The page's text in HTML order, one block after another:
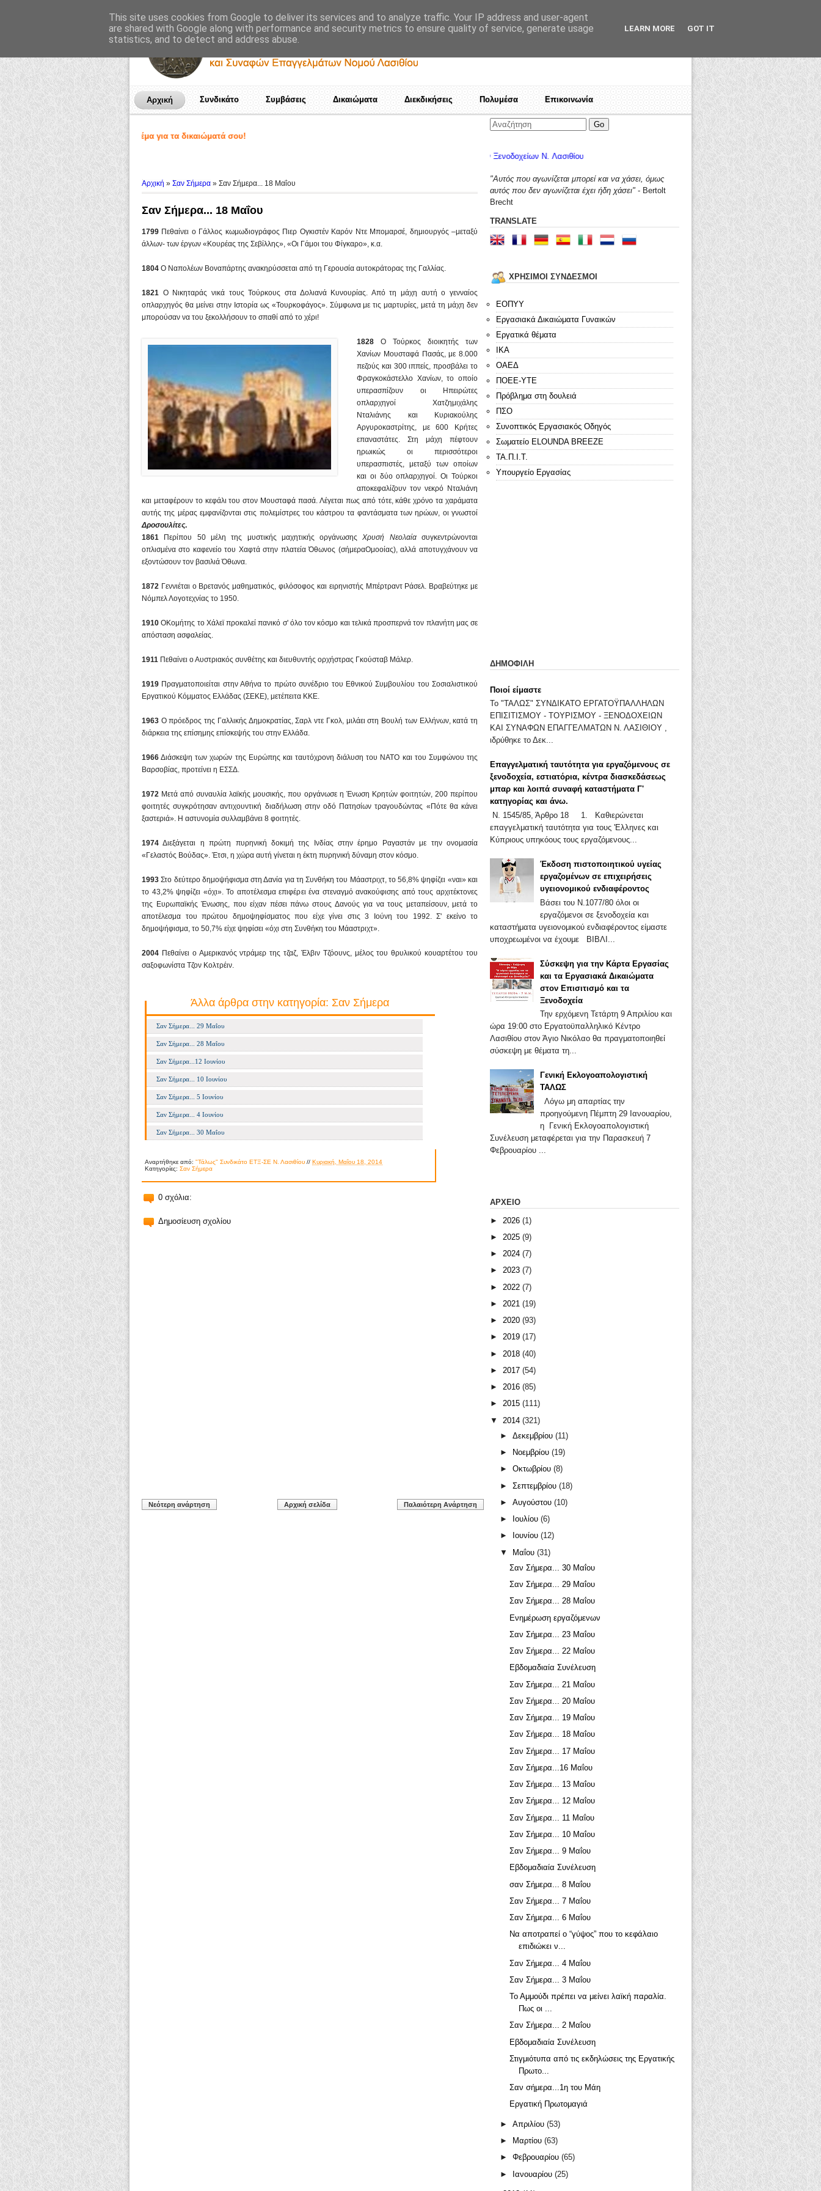
Αρχική Συνδικάτο Συμβάσεις Δικαιώματα Διεκδικήσεις Πολυμέσα Επικοινωνία
Εργαζόμενε, πολέμα για τα δικαιώματά σου!
Αρχική » Σαν Σήμερα » Σαν Σήμερα... 18 Μαΐου
Σαν Σήμερα... 18 Μαΐου
1799 Πεθαίνει ο Γάλλος κωμωδιογράφος Πιερ Ογκιστέν Καρόν Ντε Μπομαρσέ, δημιουργός –μεταξύ
άλλων- των έργων «Κουρέας της Σεβίλλης», «Οι Γάμοι του Φίγκαρο», κ.α.
1804 Ο Ναπολέων Βοναπάρτης ανακηρύσσεται από τη Γερουσία αυτοκράτορας της Γαλλίας.
1821 Ο Νικηταράς νικά τους Τούρκους στα Δολιανά Κυνουρίας. Από τη μάχη αυτή ο γενναίος
οπλαρχηγός θα μείνει στην Ιστορία ως «Τουρκοφάγος». Σύμφωνα με τις μαρτυρίες, μετά τη μάχη δεν
μπορούσαν να του ξεκολλήσουν το σπαθί από το χέρι!
1828 Ο Τούρκος διοικητής των
Χανίων Μουσταφά Πασάς, με 8.000
πεζούς και 300 ιππείς, προσβάλει το
Φραγκοκάστελλο Χανίων, το οποίο
υπερασπίζουν οι Ηπειρώτες
οπλαρχηγοί Χατζημιχάλης
Νταλιάνης και Κυριακούλης
Αργυροκαστρίτης, με 600 Κρήτες
επαναστάτες. Στη μάχη πέφτουν
ηρωικώς οι περισσότεροι
υπερασπιστές, μεταξύ των οποίων
και οι δύο οπλαρχηγοί. Οι Τούρκοι
αποκεφαλίζουν τον νεκρό Νταλιάνη
και μεταφέρουν το κεφάλι του στον Μουσταφά πασά. Λέγεται πως από τότε, κάθε χρόνο τα χαράματα
αυτής της μέρας εμφανίζονται στις πολεμίστρες του κάστρου τα φαντάσματα των ηρώων, οι γνωστοί
Δροσουλίτες.
1861 Περίπου 50 μέλη της μυστικής μαχητικής οργάνωσηςΧρυσή Νεολαίασυγκεντρώνονται
οπλισμένα στο καφενείο του Χαφτά στην πλατεία Όθωνος (σήμεραΟμοοίας), αλλά αποτυγχάνουν να
εξοντώσουν τον βασιλιά Όθωνα.
1872 Γεννιέται ο Βρετανός μαθηματικός, φιλόσοφος και ειρηνιστής Μπέρτραντ Ράσελ. Βραβεύτηκε με
Νόμπελ Λογοτεχνίας το 1950.
1910 ΟΚομήτης το Χάλεϊ προκαλεί πανικό σ' όλο τον κόσμο και τελικά προσπερνά τον πλανήτη μας σε
απόσταση ασφαλείας.
1911 Πεθαίνει ο Αυστριακός συνθέτης και διευθυντής ορχήστρας Γκούσταβ Μάλερ.
1919 Πραγματοποιείται στην Αθήνα το πρώτο συνέδριο του Εθνικού Συμβουλίου του Σοσιαλιστικού
Εργατικού Κόμματος Ελλάδας (ΣΕΚΕ), μετέπειτα ΚΚΕ.
1963 Ο πρόεδρος της Γαλλικής Δημοκρατίας, Σαρλ ντε Γκολ, μιλάει στη Βουλή των Ελλήνων, κατά τη
διάρκεια της επίσημης επίσκεψής του στην Ελλάδα.
1966 Διάσκεψη των χωρών της Ευρώπης και ταυτόχρονη διάλυση του ΝΑΤΟ και του Συμφώνου της
Βαρσοβίας, προτείνει η ΕΣΣΔ.
1972 Μετά από συναυλία λαϊκής μουσικής, που οργάνωσε η Ένωση Κρητών φοιτητών, 200 περίπου
φοιτητές συγκρότησαν αντιχουντική διαδήλωση στην οδό Πατησίων τραγουδώντας «Πότε θα κάνει
ξαστεριά». Η αστυνομία συλλαμβάνει 8 φοιτητές.
1974 Διεξάγεται η πρώτη πυρηνική δοκιμή της Ινδίας στην έρημο Ραγαστάν με την ονομασία
«Γελαστός Βούδας». Έτσι, η χώρα αυτή γίνεται η έκτη πυρηνική δύναμη στον κόσμο.
1993 Στο δεύτερο δημοψήφισμα στη Δανία για τη Συνθήκη του Μάαστριχτ, το 56,8% ψηφίζει «ναι» και
το 43,2% ψηφίζει «όχι». Το αποτέλεσμα επιφέρει ένα στεναγμό ανακούφισης από τους αρχιτέκτονες
της Ευρωπαϊκής Ένωσης, που είχαν πέσει πάνω στους Δανούς για να τους μεταπείσουν, μετά το
αποτέλεσμα του πρώτου δημοψηφίσματος που είχε γίνει στις 3 Ιούνη του 1992. Σ' εκείνο το
δημοψήφισμα, το 50,7% είχε ψηφίσει «όχι στη Συνθήκη του Μάαστριχτ».
2004 Πεθαίνει ο Αμερικανός ντράμερ της τζαζ, Έλβιν Τζόουνς, μέλος του θρυλικού κουαρτέτου του
σαξοφωνίστα Τζον Κολτρέιν.
Άλλα άρθρα στην κατηγορία: Σαν Σήμερα
Σαν Σήμερα... 29 Μαΐου
Σαν Σήμερα... 28 Μαΐου
Σαν Σήμερα...12 Ιουνίου
Σαν Σήμερα... 10 Ιουνίου
Σαν Σήμερα... 5 Ιουνίου
Σαν Σήμερα... 4 Ιουνίου
Σαν Σήμερα... 30 Μαΐου
Αναρτήθηκε από: "Τάλως" Συνδικάτο ΕΤΞ-ΣΕ Ν. Λασιθίου // Κυριακή, Μαΐου 18, 2014
Κατηγορίες: Σαν Σήμερα
0 σχόλια:
Δημοσίευση σχολίου
Νεότερη ανάρτηση Παλαιότερη Ανάρτηση
Αρχική σελίδα
Ανοικτή πρόσκληση του "ΤΑΛΩΣ" προς το Δ.Σ. Υπαλλήλων Ξενοδοχείων N. Λασιθίου
"Αυτός που αγωνίζεται μπορεί και να χάσει, όμως
αυτός που δεν αγωνίζεται έχει ήδη χάσει" - Bertolt
Brecht
TRANSLATE
ΧΡΗΣΙΜΟΙ ΣΥΝΔΕΣΜΟΙ
ΕΟΠΥΥ
Εργασιακά Δικαιώματα Γυναικών
Εργατικά θέματα
ΙΚΑ
ΟΑΕΔ
ΠΟΕΕ-ΥΤΕ
Πρόβλημα στη δουλειά
ΠΣΟ
Συνοπτικός Εργασιακός Οδηγός
Σωματείο ELOUNDA BREEZE
ΤΑ.Π.Ι.Τ.
Υπουργείο Εργασίας
ΔΗΜΟΦΙΛΗ
Ποιοί είμαστε
Το "ΤΑΛΩΣ" ΣΥΝΔΙΚΑΤΟ ΕΡΓΑΤΟΫΠΑΛΛΗΛΩΝ
ΕΠΙΣΙΤΙΣΜΟΥ - ΤΟΥΡΙΣΜΟΥ - ΞΕΝΟΔΟΧΕΙΩΝ
ΚΑΙ ΣΥΝΑΦΩΝ ΕΠΑΓΓΕΛΜΑΤΩΝ Ν. ΛΑΣΙΘΙΟΥ ,
ιδρύθηκε το Δεκ...
Επαγγελματική ταυτότητα για εργαζόμενους σε
ξενοδοχεία, εστιατόρια, κέντρα διασκεδάσεως
μπαρ και λοιπά συναφή καταστήματα Γ'
κατηγορίας και άνω.
Ν. 1545/85, Άρθρο 18 1. Καθιερώνεται
επαγγελματική ταυτότητα για τους 'Ελληνες και
Κύπριους υπηκόους τους εργαζόμενους...
Έκδοση πιστοποιητικού υγείας
εργαζομένων σε επιχειρήσεις
υγειονομικού ενδιαφέροντος
Βάσει του Ν.1077/80 όλοι οι
εργαζόμενοι σε ξενοδοχεία και
καταστήματα υγειονομικού ενδιαφέροντος είμαστε
υποχρεωμένοι να έχουμε ΒΙΒΛΙ...
Σύσκεψη για την Κάρτα Εργασίας
και τα Εργασιακά Δικαιώματα
στον Επισιτισμό και τα
Ξενοδοχεία
Την ερχόμενη Τετάρτη 9 Απριλίου και
ώρα 19:00 στο Εργατοϋπαλληλικό Κέντρο
Λασιθίου στον Άγιο Νικόλαο θα πραγματοποιηθεί
σύσκεψη με θέματα τη...
Γενική Εκλογοαπολογιστική
ΤΑΛΩΣ
Λόγω μη απαρτίας την
προηγούμενη Πέμπτη 29 Ιανουαρίου,
η Γενική Εκλογοαπολογιστική
Συνέλευση μεταφέρεται για την Παρασκευή 7
Φεβρουαρίου ...
ΑΡΧΕΙΟ
► 2026 (1)
► 2025 (9)
► 2024 (7)
► 2023 (7)
► 2022 (7)
► 2021 (19)
► 2020 (93)
► 2019 (17)
► 2018 (40)
► 2017 (54)
► 2016 (85)
► 2015 (111)
▼
2014 (321)
► Δεκεμβρίου (11)
►
Νοεμβρίου (19)
► Οκτωβρίου (8)
► Σεπτεμβρίου (18)
► Αυγούστου (10)
►
Ιουλίου (6)
►
Ιουνίου (12)
▼
Μαΐου (31)
Σαν Σήμερα... 30 Μαΐου
Σαν Σήμερα... 29 Μαΐου
Σαν Σήμερα... 28 Μαΐου
Ενημέρωση εργαζόμενων
Σαν Σήμερα... 23 Μαΐου
Σαν Σήμερα... 22 Μαΐου
Εβδομαδιαία Συνέλευση
Σαν Σήμερα... 21 Μαΐου
Σαν Σήμερα... 20 Μαΐου
Σαν Σήμερα... 19 Μαΐου
Σαν Σήμερα... 18 Μαΐου
Σαν Σήμερα... 17 Μαΐου
Σαν Σήμερα...16 Μαΐου
Σαν Σήμερα... 13 Μαΐου
Σαν Σήμερα... 12 Μαΐου
Σαν Σήμερα... 11 Μαΐου
Σαν Σήμερα... 10 Μαΐου
Σαν Σήμερα... 9 Μαΐου
Εβδομαδιαία Συνέλευση
σαν Σήμερα... 8 Μαΐου
Σαν Σήμερα... 7 Μαΐου
Σαν Σήμερα... 6 Μαΐου
Να αποτραπεί ο “γύψος” που το κεφάλαιο
επιδιώκει ν...
Σαν Σήμερα... 4 Μαΐου
Σαν Σήμερα... 3 Μαΐου
Το Αμμούδι πρέπει να μείνει λαϊκή παραλία.
Πως οι ...
Σαν Σήμερα... 2 Μαΐου
Εβδομαδιαία Συνέλευση
Στιγμιότυπα από τις εκδηλώσεις της Εργατικής
Πρωτο...
Σαν σήμερα...1η του Μάη
Εργατική Πρωτομαγιά
► Απριλίου (53)
►
Μαρτίου (63)
► Φεβρουαρίου (65)
► Ιανουαρίου (25)
This site uses cookies from Google to deliver its services and to analyze traffic. Your IP address and user-agent
are shared with Google along with performance and security metrics to ensure quality of service, generate usage
statistics, and to detect and address abuse.
LEARN MORE GOT IT